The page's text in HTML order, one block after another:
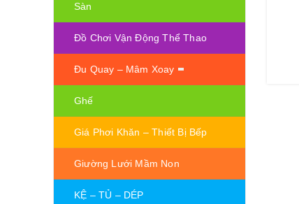
Sàn
Đồ Chơi Vận Động Thể Thao
Đu Quay – Mâm Xoay
Ghế
Giá Phơi Khăn – Thiết Bị Bếp
Giường Lưới Mầm Non
KỆ – TỦ – DÉP